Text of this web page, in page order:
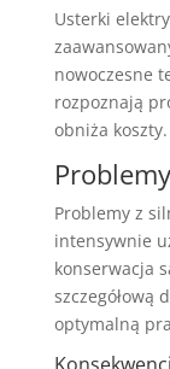
Usterki
nowoczesne
rozpoznają
obniża koszty.
Problemy z
intensywnie
konserwacja
szczegółową
optymalną